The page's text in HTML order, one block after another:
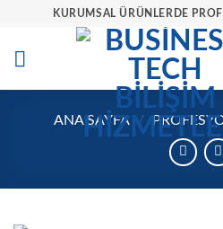
KURUMSAL ÜRÜNLERDE
ANA SAYFA /